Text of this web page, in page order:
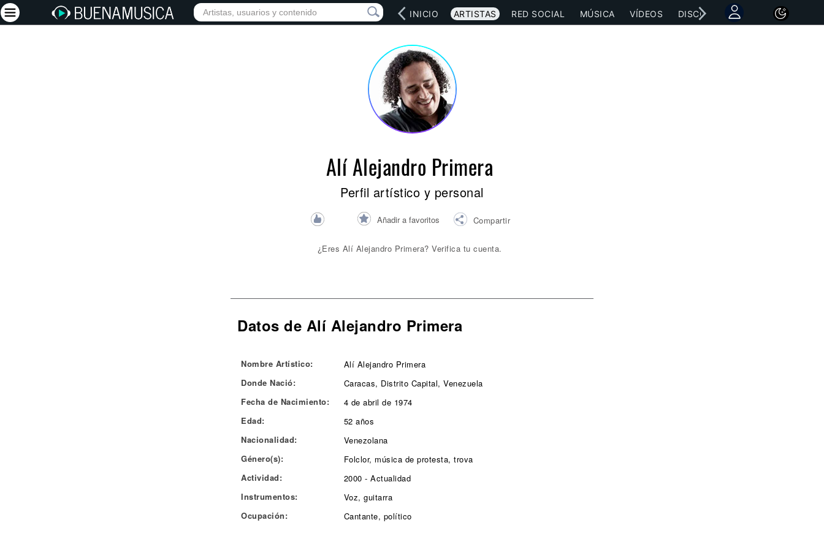
INICIO ARTISTAS RED SOCIAL MÚSICA VÍDEOS DISCOGRAFÍAS CONCIERTOS
Alí Alejandro Primera
Perfil artístico y personal
Añadir a favoritos Compartir
¿Eres Alí Alejandro Primera? Verifica tu cuenta.
Datos de Alí Alejandro Primera
Nombre Artístico:
Alí Alejandro Primera
Donde Nació:
Caracas, Distrito Capital, Venezuela
Fecha de Nacimiento:
4 de abril de 1974
Edad:
52 años
Nacionalidad:
Venezolana
Género(s):
Folclor, música de protesta, trova
Actividad:
2000 - Actualidad
Instrumentos:
Voz, guitarra
Ocupación:
Cantante, político